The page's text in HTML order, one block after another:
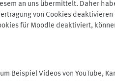
an uns übermittelt. Daher
von Cookies
für Moodle deaktiviert,
Beispiel Videos von YouTube,